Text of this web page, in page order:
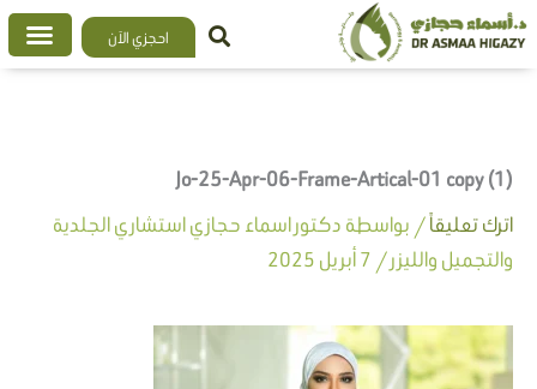
تخطي
إلى
احجزي الآن
Jo-25-Apr-06-Frame-Artical-01 copy (1)
اترك تعليقاً/ بواسطة دكتور اسماء حجازي استشاري الجلدية
والتجميل والليزر/ 7 أبريل 2025